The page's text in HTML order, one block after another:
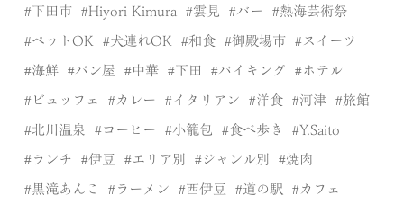
下田市 Hiyori Kimura 雲見 バー 熱海芸術祭
ペットOK 犬連れOK 和食 御殿場市 スイーツ
海鮮 パン屋 中華 下田 バイキング ホテル
ビュッフェ カレー イタリアン 洋食 河津 旅館
北川温泉 コーヒー 小籠包 食べ歩き Y.Saito
ランチ 伊豆 エリア別 ジャンル別 焼肉
黒滝あんこ ラーメン 西伊豆 道の駅 カフェ